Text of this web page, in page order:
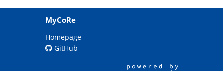
MyCoRe
Homepage
GitHub